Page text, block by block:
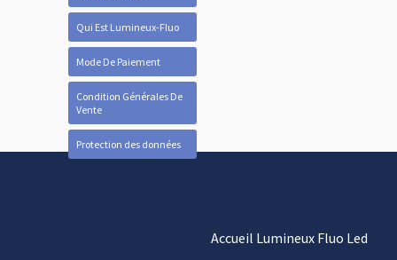
Qui Est Lumineux-Fluo
Mode De Paiement
Condition Générales De
Vente
Protection des données
Accueil Lumineux Fluo Led